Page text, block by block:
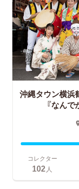
沖縄タウン横浜
『なん
コレクター
102 人